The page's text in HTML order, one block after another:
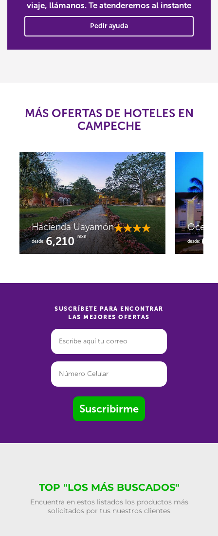
viaje, llámanos. Te atenderemos al instante
Pedir ayuda
MÁS OFERTAS DE HOTELES EN
CAMPECHE
Hacienda Uayamón
desde:6,210mxn
Ocean
desde:
SUSCRÍBETE PARA ENCONTRAR
LAS MEJORES OFERTAS
Suscribirme
TOP "LOS MÁS BUSCADOS"
Encuentra en estos listados los productos más
solicitados por tus nuestros clientes